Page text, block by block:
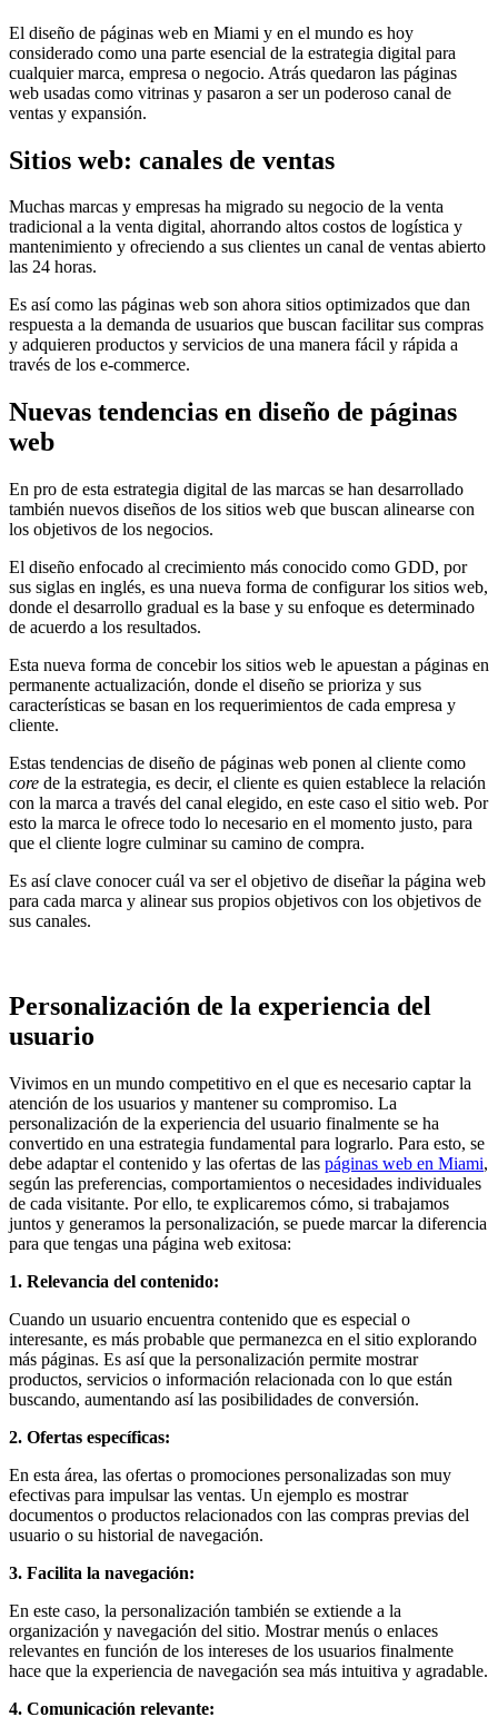
El diseño de páginas web en Miami y en el mundo es hoy
considerado como una parte esencial de la estrategia digital para
cualquier marca, empresa o negocio. Atrás quedaron las páginas
web usadas como vitrinas y pasaron a ser un poderoso canal de
ventas y expansión.
Sitios web: canales de ventas
Muchas marcas y empresas ha migrado su negocio de la venta
tradicional a la venta digital, ahorrando altos costos de logística y
mantenimiento y ofreciendo a sus clientes un canal de ventas abierto
las 24 horas.
Es así como las páginas web son ahora sitios optimizados que dan
respuesta a la demanda de usuarios que buscan facilitar sus compras
y adquieren productos y servicios de una manera fácil y rápida a
través de los e-commerce.
Nuevas tendencias en diseño de páginas
web
En pro de esta estrategia digital de las marcas se han desarrollado
también nuevos diseños de los sitios web que buscan alinearse con
los objetivos de los negocios.
El diseño enfocado al crecimiento más conocido como GDD, por
sus siglas en inglés, es una nueva forma de configurar los sitios web,
donde el desarrollo gradual es la base y su enfoque es determinado
de acuerdo a los resultados.
Esta nueva forma de concebir los sitios web le apuestan a páginas en
permanente actualización, donde el diseño se prioriza y sus
características se basan en los requerimientos de cada empresa y
cliente.
Estas tendencias de diseño de páginas web ponen al cliente como
core de la estrategia, es decir, el cliente es quien establece la relación
con la marca a través del canal elegido, en este caso el sitio web. Por
esto la marca le ofrece todo lo necesario en el momento justo, para
que el cliente logre culminar su camino de compra.
Es así clave conocer cuál va ser el objetivo de diseñar la página web
para cada marca y alinear sus propios objetivos con los objetivos de
sus canales.
Personalización de la experiencia del
usuario
Vivimos en un mundo competitivo en el que es necesario captar la
atención de los usuarios y mantener su compromiso. La
personalización de la experiencia del usuario finalmente se ha
convertido en una estrategia fundamental para lograrlo. Para esto, se
debe adaptar el contenido y las ofertas de las páginas web en Miami,
según las preferencias, comportamientos o necesidades individuales
de cada visitante. Por ello, te explicaremos cómo, si trabajamos
juntos y generamos la personalización, se puede marcar la diferencia
para que tengas una página web exitosa:
1. Relevancia del contenido:
Cuando un usuario encuentra contenido que es especial o
interesante, es más probable que permanezca en el sitio explorando
más páginas. Es así que la personalización permite mostrar
productos, servicios o información relacionada con lo que están
buscando, aumentando así las posibilidades de conversión.
2. Ofertas específicas:
En esta área, las ofertas o promociones personalizadas son muy
efectivas para impulsar las ventas. Un ejemplo es mostrar
documentos o productos relacionados con las compras previas del
usuario o su historial de navegación.
3. Facilita la navegación:
En este caso, la personalización también se extiende a la
organización y navegación del sitio. Mostrar menús o enlaces
relevantes en función de los intereses de los usuarios finalmente
hace que la experiencia de navegación sea más intuitiva y agradable.
4. Comunicación relevante: